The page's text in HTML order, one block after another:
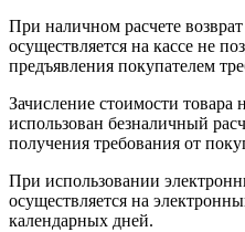
При наличном расчете
осуществляется на кассе не
предъявления покупателем
Зачисление стоимости товара
использован безналичный
получения требования от
При использовании
осуществляется на
календарных дней.